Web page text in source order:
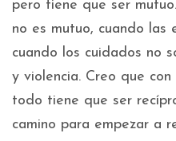
pero tiene que ser
no es mutuo, cuando las
cuando los cuidados no
y violencia. Creo que
todo tiene que ser
camino para empezar a